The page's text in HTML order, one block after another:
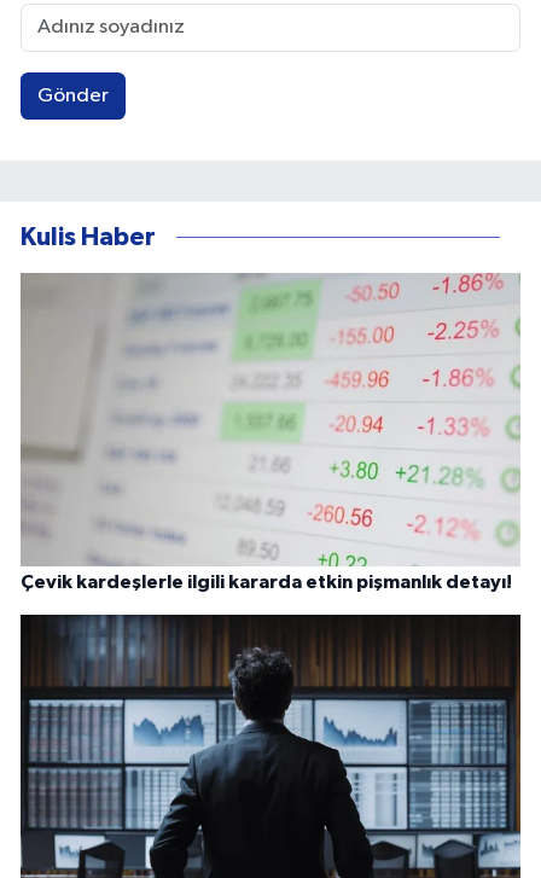
Gönder
Kulis Haber
Çevik kardeşlerle ilgili kararda etkin pişmanlık detayı!